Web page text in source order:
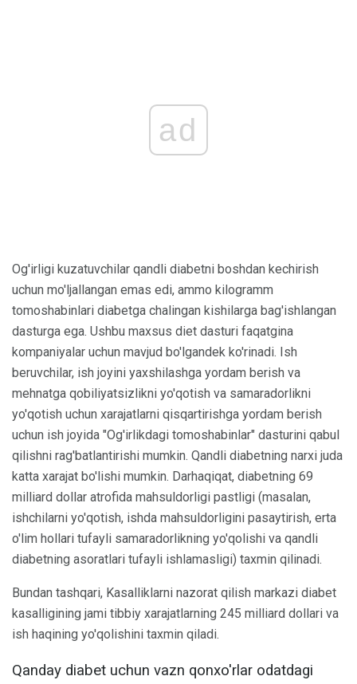
ad
Og'irligi kuzatuvchilar qandli diabetni boshdan kechirish
uchun mo'ljallangan emas edi, ammo kilogramm
tomoshabinlari diabetga chalingan kishilarga bag'ishlangan
dasturga ega. Ushbu maxsus diet dasturi faqatgina
kompaniyalar uchun mavjud bo'lgandek ko'rinadi. Ish
beruvchilar, ish joyini yaxshilashga yordam berish va
mehnatga qobiliyatsizlikni yo'qotish va samaradorlikni
yo'qotish uchun xarajatlarni qisqartirishga yordam berish
uchun ish joyida "Og'irlikdagi tomoshabinlar" dasturini qabul
qilishni rag'batlantirishi mumkin. Qandli diabetning narxi juda
katta xarajat bo'lishi mumkin. Darhaqiqat, diabetning 69
milliard dollar atrofida mahsuldorligi pastligi (masalan,
ishchilarni yo'qotish, ishda mahsuldorligini pasaytirish, erta
o'lim hollari tufayli samaradorlikning yo'qolishi va qandli
diabetning asoratlari tufayli ishlamasligi) taxmin qilinadi.
Bundan tashqari, Kasalliklarni nazorat qilish markazi diabet
kasalligining jami tibbiy xarajatlarning 245 milliard dollari va
ish haqining yo'qolishini taxmin qiladi.
Qanday diabet uchun vazn qonxo'rlar odatdagi